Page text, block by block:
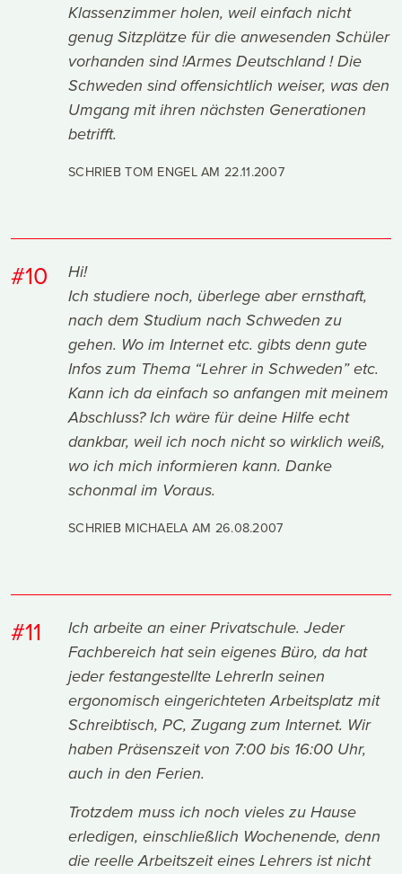
Klassenzimmer holen, weil einfach nicht
genug Sitzplätze für die anwesenden Schüler
vorhanden sind !Armes Deutschland ! Die
Schweden sind offensichtlich weiser, was den
Umgang mit ihren nächsten Generationen
betrifft.
SCHRIEB TOM ENGEL AM22.11.2007
#10
Hi!
Ich studiere noch, überlege aber ernsthaft,
nach dem Studium nach Schweden zu
gehen. Wo im Internet etc. gibts denn gute
Infos zum Thema “Lehrer in Schweden” etc.
Kann ich da einfach so anfangen mit meinem
Abschluss? Ich wäre für deine Hilfe echt
dankbar, weil ich noch nicht so wirklich weiß,
wo ich mich informieren kann. Danke
schonmal im Voraus.
SCHRIEB MICHAELA AM 26.08.2007
#11
Ich arbeite an einer Privatschule. Jeder
Fachbereich hat sein eigenes Büro, da hat
jeder festangestellte LehrerIn seinen
ergonomisch eingerichteten Arbeitsplatz mit
Schreibtisch, PC, Zugang zum Internet. Wir
haben Präsenszeit von 7:00 bis 16:00 Uhr,
auch in den Ferien.
Trotzdem muss ich noch vieles zu Hause
erledigen, einschließlich Wochenende, denn
die reelle Arbeitszeit eines Lehrers ist nicht